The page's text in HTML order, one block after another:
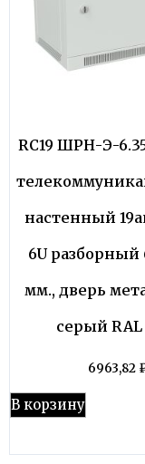
RC19 ШРН-Э-
настенный
6U разборный
мм., дверь
серый RAL
6963,82
В корзину